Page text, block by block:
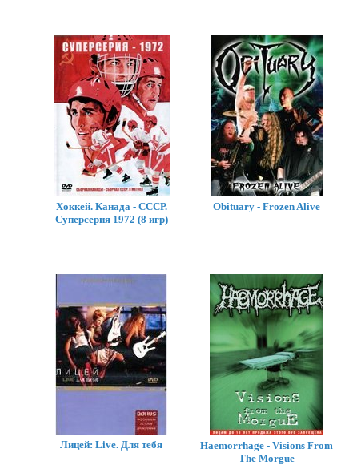
Хоккей. Канада - СССР.
Суперсерия 1972 (8 игр)
Obituary - Frozen Alive
Лицей: Live. Для тебя
Haemorrhage - Visions From
The Morgue